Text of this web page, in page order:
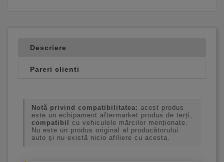
Descriere
Pareri clienti
Notă privind compatibilitatea: acest produs
este un echipament aftermarket produs de terți,
compatibil
cu vehiculele mărcilor menționate.
Nu este un produs original al producătorului
auto și nu există nicio afiliere cu acesta.